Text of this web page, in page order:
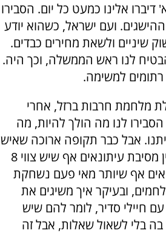
אלינו כמעט כל יום. הסבירו
ועם ישראל, כשהוא יודע
שיניים ולשאת מחירים כבדים.
לנו ראש הממשלה, וכך היה.
רתומים למשימה.
מלחמת חרבות ברזל, אחרי
לנו מה הולך להיות, מה
אבל כבר תקופה ארוכה שאיש
איננו מדבר על עזה. אין מסיבת עיתונאים אף שיש צווי 8
אף שיותר מאי פעם נשחקת
ובעיקר איך משיגים את
עם חיילי סדיר, לומר להם שיש
בלי לשאול שאלות, אבל זה